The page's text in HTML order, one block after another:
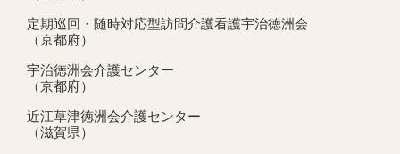
定期巡回・随時対応型訪問介護看護宇治徳洲会
（京都府）
宇治徳洲会介護センター
（京都府）
近江草津徳洲会介護センター
（滋賀県）